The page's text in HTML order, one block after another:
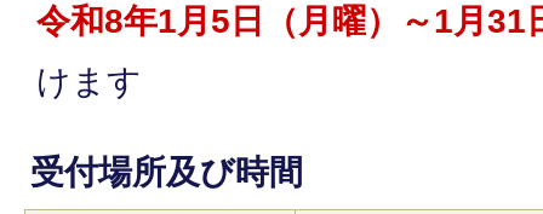
令和8年1月5日（月曜）～1月31
けます
受付場所及び時間